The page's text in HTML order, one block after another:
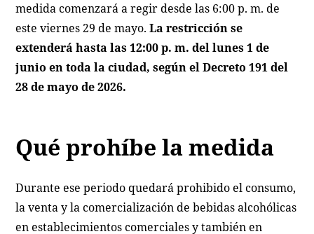
medida comenzará a regir desde las 6:00 p. m. de
este viernes 29 de mayo.La restricción se
extenderá hasta las 12:00 p. m. del lunes 1 de
junio en toda la ciudad, según el Decreto 191 del
28 de mayo de 2026.
Qué prohíbe la medida
Durante ese periodo quedará prohibido el consumo,
la venta y la comercialización de bebidas alcohólicas
en establecimientos comerciales y también en